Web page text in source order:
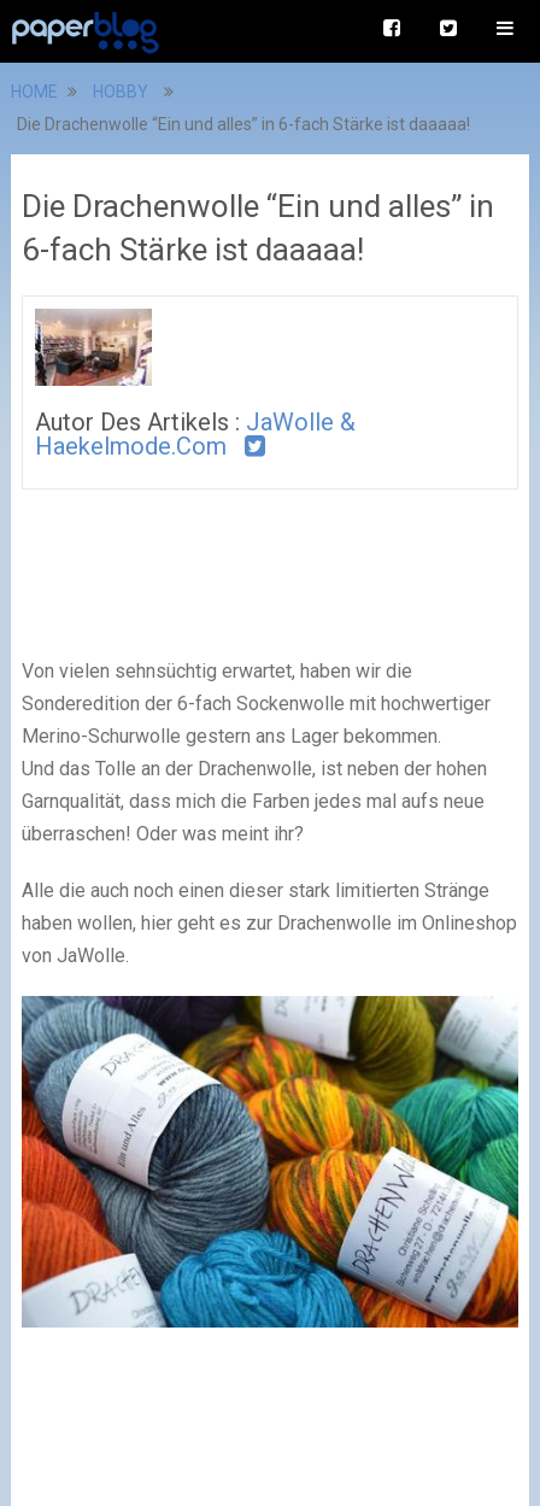
HOME
HOBBY
Die Drachenwolle “Ein und alles” in 6-fach Stärke ist daaaaa!
Die Drachenwolle “Ein und alles” in
6-fach Stärke ist daaaaa!
Autor Des Artikels : JaWolle &
Haekelmode.com
Von vielen sehnsüchtig erwartet, haben wir die
Sonderedition der 6-fach Sockenwolle mit hochwertiger
Merino-Schurwolle gestern ans Lager bekommen.
Und das Tolle an der Drachenwolle, ist neben der hohen
Garnqualität, dass mich die Farben jedes mal aufs neue
überraschen! Oder was meint ihr?
Alle die auch noch einen dieser stark limitierten Stränge
haben wollen, hier geht es zur Drachenwolle im Onlineshop
von JaWolle.